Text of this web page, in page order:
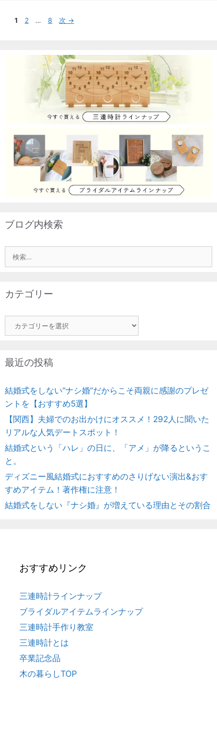
投
ペ
1
ペ
2 …
ペ
8 次 →
ブログ内検索
索:
カテゴリー
テ
リ
最近の投稿
結婚式をしない”ナシ婚”だからこそ両親に感謝のプレゼ
ントを【おすすめ5選】
【関西】夫婦でのお出かけにオススメ！292人に聞いた
リアルな人気デートスポット！
結婚式という「ハレ」の日に、「アメ」が降るというこ
と。
ディズニー風結婚式におすすめのさりげない演出&おす
すめアイテム！著作権に注意！
結婚式をしない『ナシ婚』が増えている理由とその割合
おすすめリンク
三連時計ラインナップ
ブライダルアイテムラインナップ
三連時計手作り教室
三連時計とは
卒業記念品
木の暮らしTOP